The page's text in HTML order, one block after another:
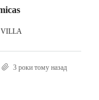
VILLA
3 роки тому назад